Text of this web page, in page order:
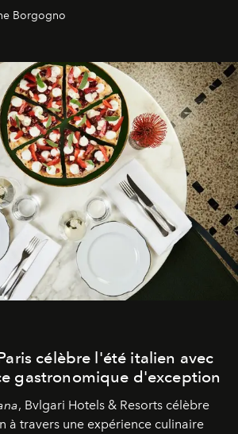
Borgogno
célèbre l'été italien avec
gastronomique d'exception
, Bvlgari Hotels & Resorts célèbre
à travers une expérience culinaire